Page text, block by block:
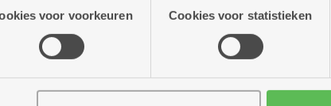
je aan hen verstrekte.
voor voorkeuren Cookies voor statistieken